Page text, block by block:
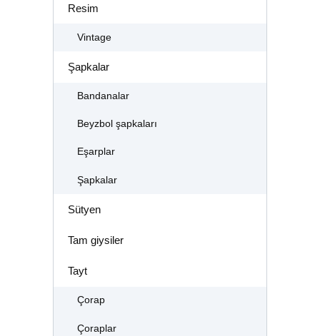
Resim
Vintage
Şapkalar
Bandanalar
Beyzbol şapkaları
Eşarplar
Şapkalar
Sütyen
Tam giysiler
Tayt
Çorap
Çoraplar